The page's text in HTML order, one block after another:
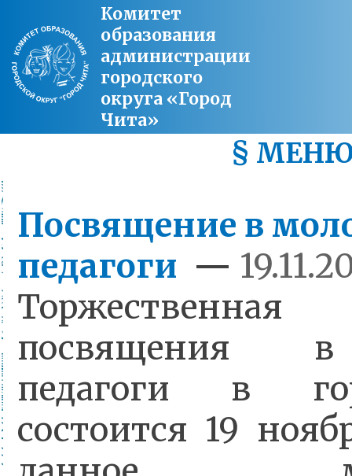
Комитет
образования
администрации
городского
округа «Город
Чита»
§
Посвящение в
педагоги —
Торжественная
посвящения
педагоги в
состоится 19